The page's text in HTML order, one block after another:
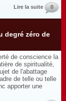
Lire la suite 0
degré zéro de
de conscience la
de spiritualité,
de l'abattage
de telle ou telle
apporter une